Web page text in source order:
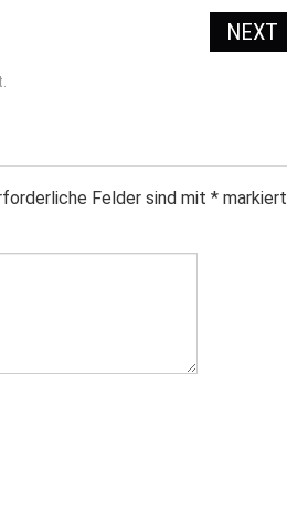
NEXT
.
Felder sind mit * markiert